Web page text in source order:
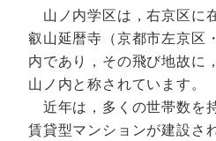
山ノ内学区は，右京区に
叡山延暦寺（京都市左京区
内であり，その飛び地故
山ノ内と称されています。
近年は，多くの世帯数を
賃貸型マンションが建設さ